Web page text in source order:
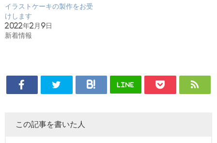
イラストケーキの製作をお受
けします
2022年2月9日
新着情報
LINE
この記事を書いた人